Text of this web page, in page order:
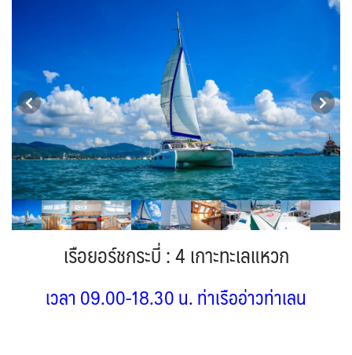
OMN โอมาน PAK ปากีสถาน 8
PHL ฟิลิปปินส์ 1 SAU ซาอุดิอาระเบีย 1
SGP สิงคโปร์ 4
SYR ซีเรีย 0 TWN ไต้หวัน 9
TJK ทาจิกิสถาน 1 TKM เติร์กเมนิสถาน 1
ARE ดูไบ, UAE 0 UZB อุซเบกิสถาน 4
ตะวันออกกลาง 0 YEM เยเมน 0
VNM เวียดนาม
GRC กรีซ GRL กรีนแลนด์ 3
ISL ไอซ์แลนด์ 4
ITA อิตาลี 9 MDA มอลโดวา 0
MLT มอลต้า 1
NLD เนเธอร์แลนด์ 0 NOR นอร์เวย์ 3
POL โปแลนด์ 3 PRT โปรตุเกส 3
RUS รัสเซีย 3 สแกนดิเนเวีย 7
ESP สเปน 4
TUR ตุรเคีย 13 UKR ยูเครน 0
เรือยอร์ชกระบี่ : 4 เกาะทะเลแหวก
เวลา 09.00-18.30 น. ท่าเรืออ่าวท่าเลน